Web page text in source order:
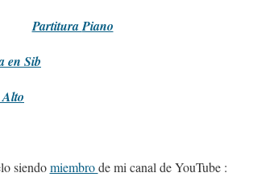
PartituraPiano
en Sib
siendomiembrode mi canal de YouTube :